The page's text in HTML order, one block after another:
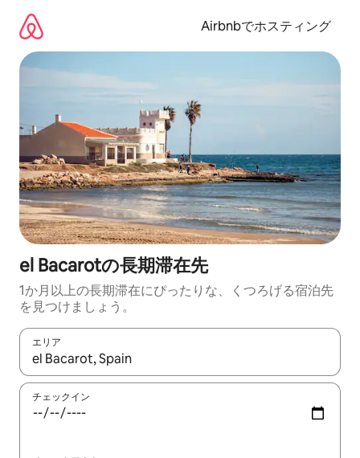
Airbnbでホスティング
el Bacarotの長期滞在先
1か月以上の長期滞在にぴったりな、くつろげる宿泊先
を見つけましょう。
エリア
検索結果が表示されたら、上下の矢印キーを使って移動するか
チェックイン